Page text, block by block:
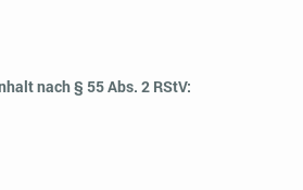
nach § 55 Abs. 2 RStV: